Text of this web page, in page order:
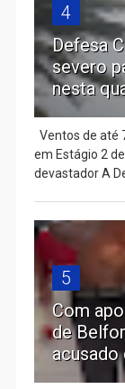
4
Defesa
severo
nesta
Ventos de até
em Estágio 2
devastador A
5
Com
de